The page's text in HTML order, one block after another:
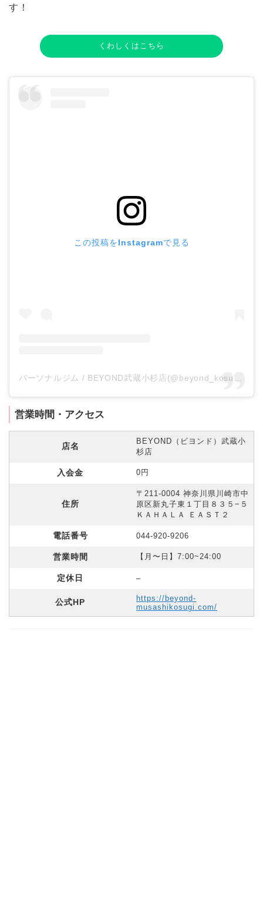
す！
くわしくはこちら
この投稿をInstagramで見る
パーソナルジム / BEYOND武蔵小杉店(@beyond_kosugi)がシェアした投稿
営業時間・アクセス
店名
BEYOND（ビヨンド）武蔵小
杉店
入会金 0円
住所
〒211-0004 神奈川県川崎市中
原区新丸子東１丁目８３５−５
ＫＡＨＡＬＡ ＥＡＳＴ２
電話番号 044-920-9206
営業時間 【月〜日】7:00~24:00
定休日 –
公式HP
https://beyond-
musashikosugi.com/